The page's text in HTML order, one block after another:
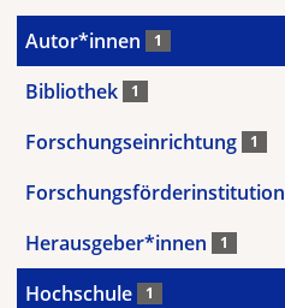
Autor*innen 1
Bibliothek 1
Forschungseinrichtung 1
Forschungsförderinstitution
Herausgeber*innen 1
Hochschule 1